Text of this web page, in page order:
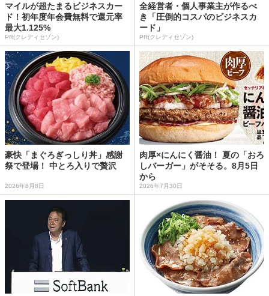
マイルが超たまるビジネスカー
ド！初年度年会費無料で還元率
最大1.125%
PR(クレディセゾン)
全経営者・個人事業主が作るべ
き「圧倒的コスパのビジネスカ
ード」
PR(クレディセゾン)
豪快「まぐろぎっしり丼」感謝
祭で登場！ 中とろ入りで贅沢
2026年8月8日
肉厚×にんにく醤油！ 夏の「おろ
しバーガー」がそそる。8月5日
から
2026年7月30日